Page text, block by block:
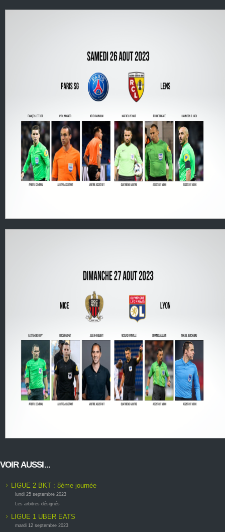
VOIR AUSSI...
LIGUE 2 BKT : 8ème journée
lundi 25 septembre 2023
Les arbitres désignés
LIGUE 1 UBER EATS
mardi 12 septembre 2023